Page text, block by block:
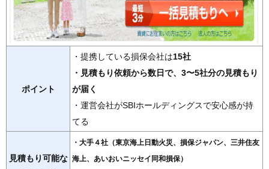
ポイント
・提携している損保会社は15社
・見積もり依頼から数日で、3〜5社分の見積もり
が届く
・運営会社がSBIホールディングスで安心感が持
てる
見積もり可能な
・大手４社（東京海上日動火災、損保ジャパン、三井住友
海上、あいおいニッセイ同和損保）